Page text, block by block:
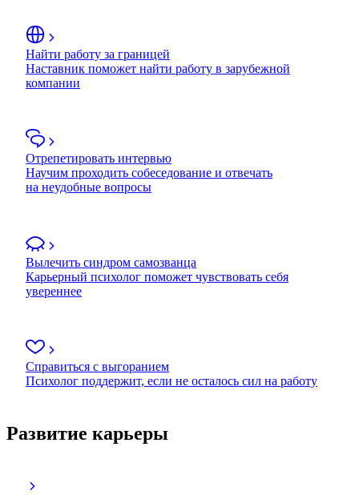
Найти работу за границей
Наставник поможет найти работу в зарубежной
компании
Отрепетировать интервью
Научим проходить собеседование и отвечать
на неудобные вопросы
Вылечить синдром самозванца
Карьерный психолог поможет чувствовать себя
увереннее
Справиться с выгоранием
Психолог поддержит, если не осталось сил на работу
Развитие карьеры